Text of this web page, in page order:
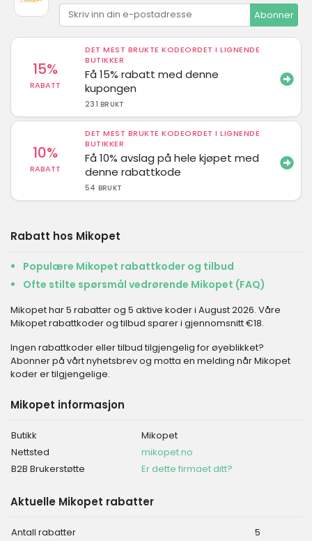
Abonner
15%
RABATT
DET MEST BRUKTE KODEORDET I LIGNENDE
BUTIKKER
Få 15% rabatt med denne
kupongen
231 BRUKT
10%
RABATT
DET MEST BRUKTE KODEORDET I LIGNENDE
BUTIKKER
Få 10% avslag på hele kjøpet med
denne rabattkode
54 BRUKT
Rabatt hos Mikopet
Populære Mikopet rabattkoder og tilbud
Ofte stilte spørsmål vedrørende Mikopet (FAQ)
Mikopet har 5 rabatter og 5 aktive koder i August 2026. Våre
Mikopet rabattkoder og tilbud sparer i gjennomsnitt €18.
Ingen rabattkoder eller tilbud tilgjengelig for øyeblikket?
Abonner på vårt nyhetsbrev og motta en melding når Mikopet
koder er tilgjengelige.
Mikopet informasjon
Butikk
Mikopet
Nettsted
mikopet.no
B2B Brukerstøtte
Er dette firmaet ditt?
Aktuelle Mikopet rabatter
Antall rabatter
5